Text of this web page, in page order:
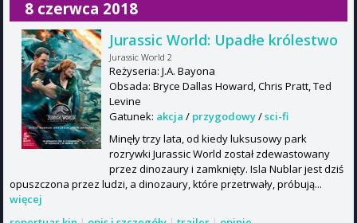
8 czerwca 2018
Jurassic World: Upadłe królestwo
Jurassic World 2
Reżyseria: J.A. Bayona
Obsada: Bryce Dallas Howard, Chris Pratt, Ted
Levine
Gatunek: akcja / przygodowy/sci-fi
Minęły trzy lata, od kiedy luksusowy park
rozrywki Jurassic World został zdewastowany
przez dinozaury i zamknięty. Isla Nublar jest dziś
opuszczona przez ludzi, a dinozaury, które przetrwały, próbują...
więcej